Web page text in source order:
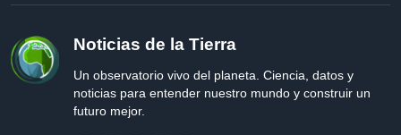
Noticias de la Tierra
Un observatorio vivo del planeta. Ciencia, datos y
noticias para entender nuestro mundo y construir un
futuro mejor.